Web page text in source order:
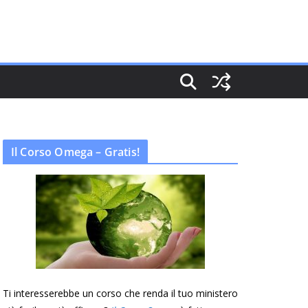
Il Corso Omega – Gratis!
Ti interesserebbe un corso che renda il tuo ministero